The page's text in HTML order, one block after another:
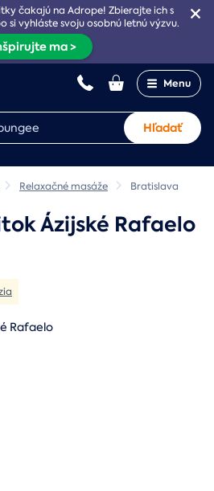
čakajú na Adrope! Zbierajte ich s
si vyhláste svoju osobnú letnú výzvu.
ma >
Menu
Hľadať
Relaxačné masáže Bratislava
Ázijské Rafaelo